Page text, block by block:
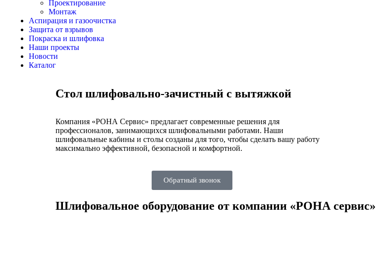
Проектирование
Монтаж
Аспирация и газоочистка
Защита от взрывов
Покраска и шлифовка
Наши проекты
Новости
Каталог
Стол шлифовально-зачистный с вытяжкой
Компания «РОНА Сервис» предлагает современные решения для
профессионалов, занимающихся шлифовальными работами. Наши
шлифовальные кабины и столы созданы для того, чтобы сделать вашу работу
максимально эффективной, безопасной и комфортной.
Обратный звонок
Шлифовальное оборудование от компании «РОНА сервис»